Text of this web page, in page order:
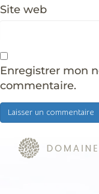
Site web
Enregistrer mon
commentaire.